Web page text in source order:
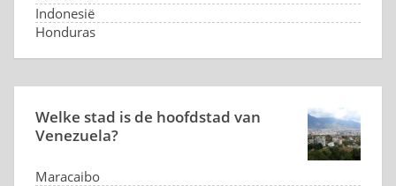
Indonesië
Honduras
Welke stad is de hoofdstad van
Venezuela?
Maracaibo